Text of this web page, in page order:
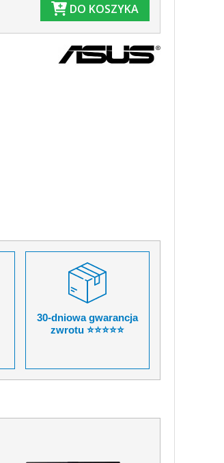
DO KOSZYKA
30-dniowa gwarancja
zwrotu ⭐⭐⭐⭐⭐